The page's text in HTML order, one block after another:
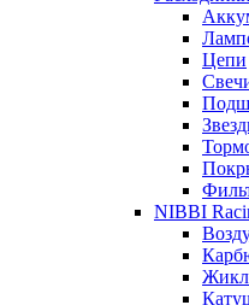
Цепи
NIBBI